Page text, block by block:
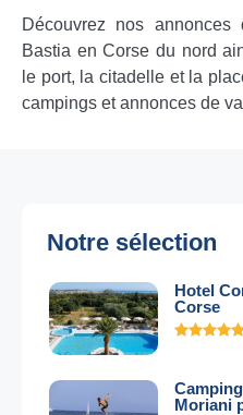
Découvrez nos
Bastia en Corse du nord
le port, la citadelle et la
campings et annonces de
Notre sélection
Hotel
Corse
Moriani